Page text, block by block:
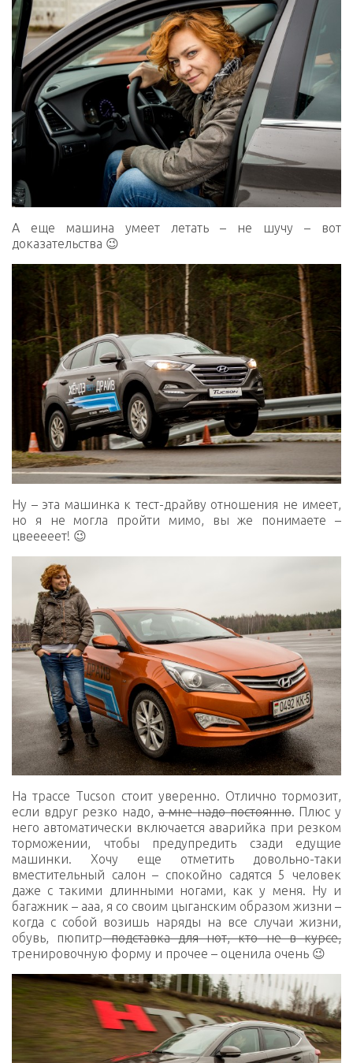
А еще машина умеет летать – не шучу – вот
доказательства 😉
Ну – эта машинка к тест-драйву отношения не имеет,
но я не могла пройти мимо, вы же понимаете –
цвееееет! 😉
На трассе Tucson стоит уверенно. Отлично тормозит,
если вдруг резко надо,а мне надо постоянно. Плюс у
него автоматически включается аварийка при резком
торможении, чтобы предупредить сзади едущие
машинки. Хочу еще отметить довольно-таки
вместительный салон – спокойно садятся 5 человек
даже с такими длинными ногами, как у меня. Ну и
багажник – ааа, я со своим цыганским образом жизни –
когда с собой возишь наряды на все случаи жизни,
обувь, пюпитрподставка для нот, кто не в курсе,
тренировочную форму и прочее – оценила очень 😉